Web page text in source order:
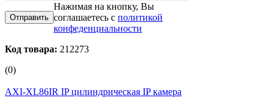
Нажимая на кнопку, Вы
соглашаетесь с политикой
конфеденциальности
Код товара: 212273
(0)
AXI-XL86IR IP цилиндрическая IP камера